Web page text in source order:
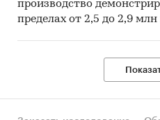
производство
пределах от 2,5 до 2,9